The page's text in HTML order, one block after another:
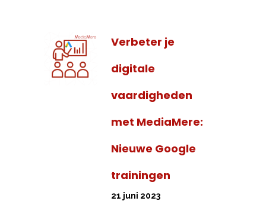
Verbeter je
digitale
vaardigheden
met MediaMere:
Nieuwe Google
trainingen
21 juni 2023